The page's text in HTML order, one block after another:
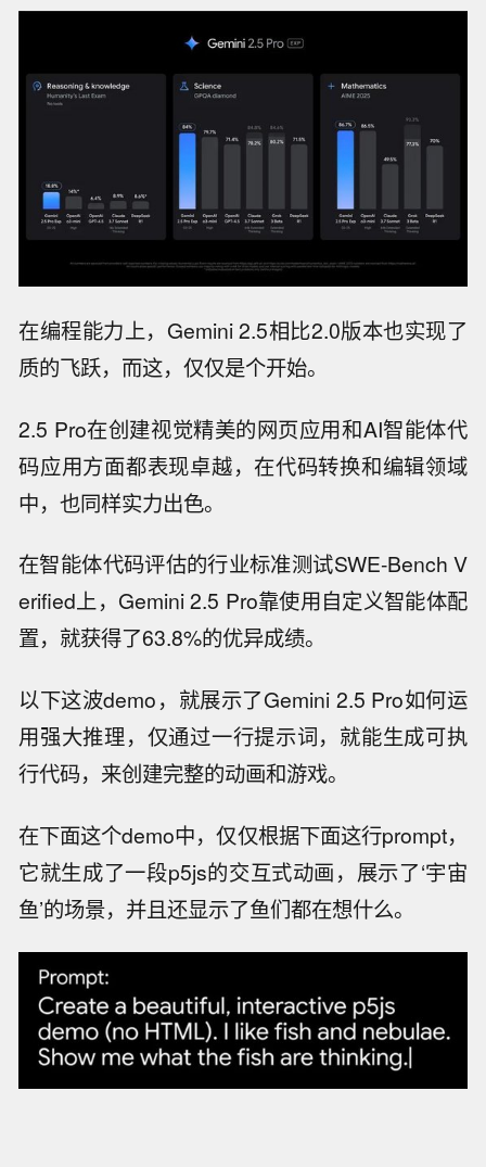
在编程能力上，Gemini 2.5相比2.0版本也实现了
质的飞跃，而这，仅仅是个开始。
2.5 Pro在创建视觉精美的网页应用和AI智能体代
码应用方面都表现卓越，在代码转换和编辑领域
中，也同样实力出色。
在智能体代码评估的行业标准测试SWE-Bench V
erified上，Gemini 2.5 Pro靠使用自定义智能体配
置，就获得了63.8%的优异成绩。
以下这波demo，就展示了Gemini 2.5 Pro如何运
用强大推理，仅通过一行提示词，就能生成可执
行代码，来创建完整的动画和游戏。
在下面这个demo中，仅仅根据下面这行prompt，
它就生成了一段p5js的交互式动画，展示了‘宇宙
鱼’的场景，并且还显示了鱼们都在想什么。